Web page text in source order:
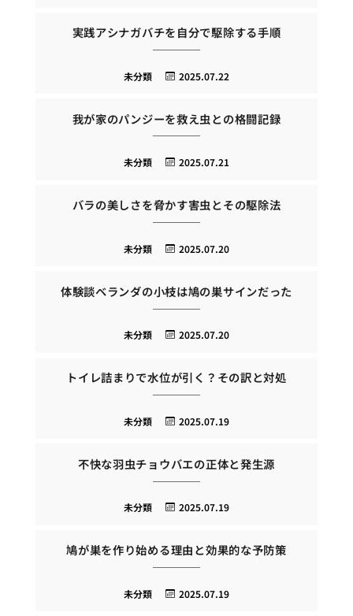
実践アシナガバチを自分で駆除する手順
2025.07.22
未分類
我が家のパンジーを救え虫との格闘記録
2025.07.21
未分類
バラの美しさを脅かす害虫とその駆除法
2025.07.20
未分類
体験談ベランダの小枝は鳩の巣サインだった
2025.07.20
未分類
トイレ詰まりで水位が引く？その訳と対処
2025.07.19
未分類
不快な羽虫チョウバエの正体と発生源
2025.07.19
未分類
鳩が巣を作り始める理由と効果的な予防策
2025.07.19
未分類